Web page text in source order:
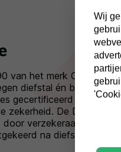
van het merk
diefstal én brand.
gecertificeerd en biedt
zekerheid. De DuoGuard
verzekeraars dus je
na diefstal.
Wij